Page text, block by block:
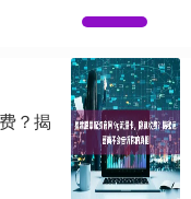
？揭